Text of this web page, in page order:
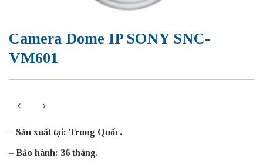
Camera Dome IP SONY SNC-
VM601
– Sản xuất tại: Trung Quốc.
– Bảo hành: 36 tháng.